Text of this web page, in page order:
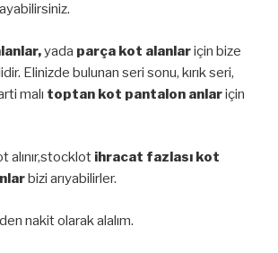
yada parça kot alanlariçin bize
Elinizde bulunan seri sonu, kırık seri,
malı toptan kot pantalon anlariçin
alınır,stocklot ihracat fazlası kot
bizi arıyabilirler.
nakit olarak alalım.